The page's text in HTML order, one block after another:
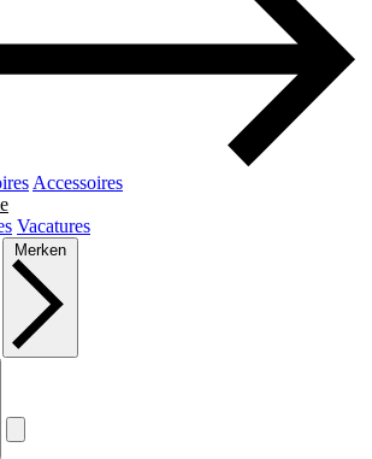
Accessoires
Vacatures
Merken